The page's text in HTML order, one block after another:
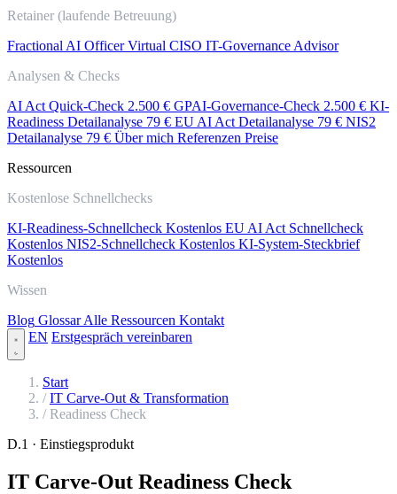
Retainer (laufende Betreuung)
Fractional AI Officer Virtual CISO IT-Governance Advisor
Analysen & Checks
AI Act Quick-Check 2.500 € GPAI-Governance-Check 2.500 € KI-
Readiness Detailanalyse 79 € EU AI Act Detailanalyse 79 € NIS2
Detailanalyse 79 € Über mich Referenzen Preise
Ressourcen
Kostenlose Schnellchecks
KI-Readiness-Schnellcheck Kostenlos EU AI Act Schnellcheck
Kostenlos NIS2-Schnellcheck Kostenlos KI-System-Steckbrief
Kostenlos
Wissen
Blog Glossar Alle Ressourcen Kontakt
EN Erstgespräch vereinbaren
Start
/ IT Carve-Out & Transformation
/ Readiness Check
D.1 · Einstiegsprodukt
IT Carve-Out Readiness Check